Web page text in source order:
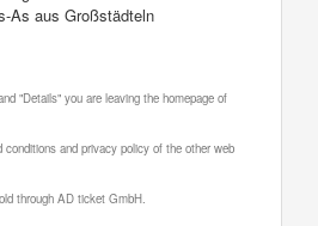
As aus Großstädteln
"Details" you are leaving the homepage of
and privacy policy of the other web
through AD ticket GmbH.